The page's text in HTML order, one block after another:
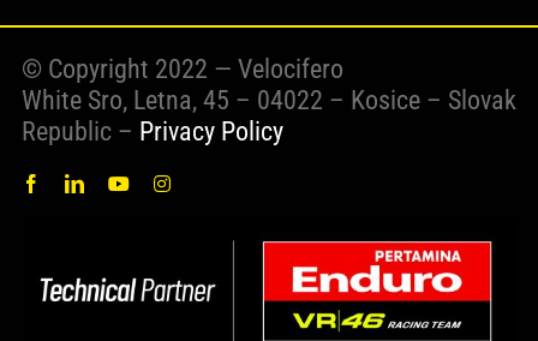
© Copyright 2022 — Velocifero
White Sro, Letna, 45 – 04022 – Kosice – Slovak
Republic – Privacy Policy